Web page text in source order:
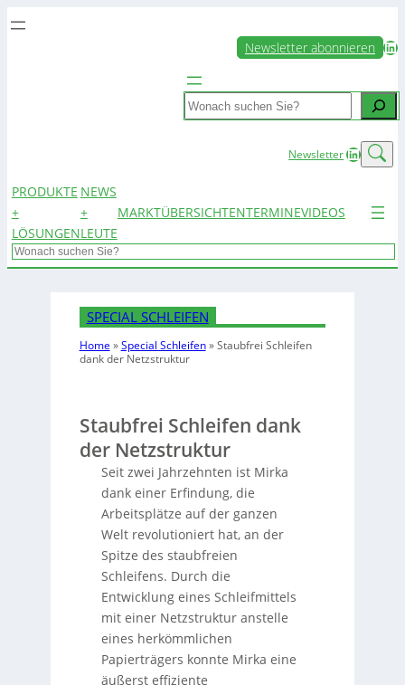
Newsletter abonnieren LinkedIn
Search
NewsletterLinkedIn
PRODUKTE
+
LÖSUNGEN
NEWS
+
LEUTE
MARKTÜBERSICHTENTERMINEVIDEOS
Search
SPECIAL SCHLEIFEN
Home »Special Schleifen»Staubfrei Schleifen
dank der Netzstruktur
Staubfrei Schleifen dank
der Netzstruktur
Seit zwei Jahrzehnten ist Mirka
dank einer Erfindung, die
Arbeitsplätze auf der ganzen
Welt revolutioniert hat, an der
Spitze des staubfreien
Schleifens. Durch die
Entwicklung eines Schleifmittels
mit einer Netzstruktur anstelle
eines herkömmlichen
Papierträgers konnte Mirka eine
äußerst effiziente